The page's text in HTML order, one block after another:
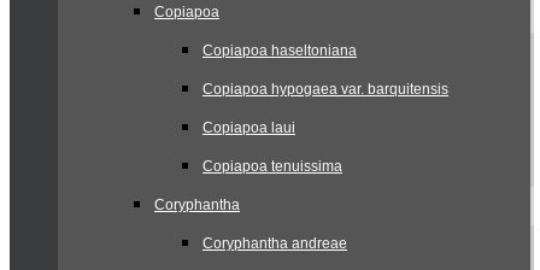
Copiapoa
Copiapoa haseltoniana
Copiapoa hypogaea var. barquitensis
Copiapoa laui
Copiapoa tenuissima
Coryphantha
Coryphantha andreae